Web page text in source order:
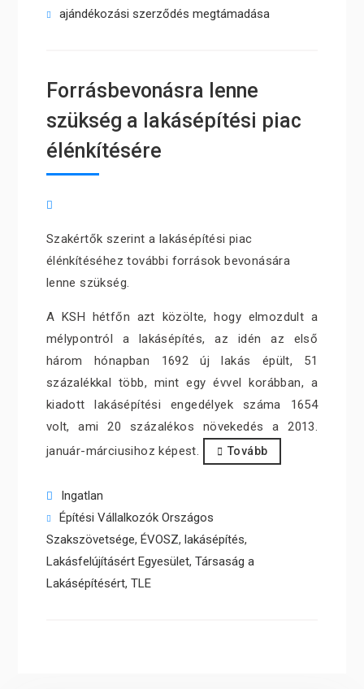
ajándékozási szerződés megtámadása
Forrásbevonásra lenne
szükség a lakásépítési piac
élénkítésére
Szakértők szerint a lakásépítési piac
élénkítéséhez további források bevonására
lenne szükség.
A KSH hétfőn azt közölte, hogy elmozdult a
mélypontról a lakásépítés, az idén az első
három hónapban 1692 új lakás épült, 51
százalékkal több, mint egy évvel korábban, a
kiadott lakásépítési engedélyek száma 1654
volt, ami 20 százalékos növekedés a 2013.
január-márciusihoz képest.
Tovább
Ingatlan
Építési Vállalkozók Országos
Szakszövetsége, ÉVOSZ, lakásépítés,
Lakásfelújításért Egyesület, Társaság a
Lakásépítésért, TLE